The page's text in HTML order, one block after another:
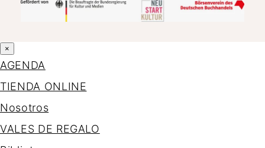
×
AGENDA
TIENDA ONLINE
Nosotros
VALES DE REGALO